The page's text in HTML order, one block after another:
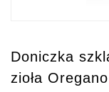
Doniczka
zioła